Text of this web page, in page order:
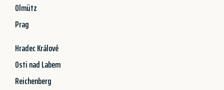
Olmütz
Prag
Hradec Králové
Osti nad Labem
Reichenberg